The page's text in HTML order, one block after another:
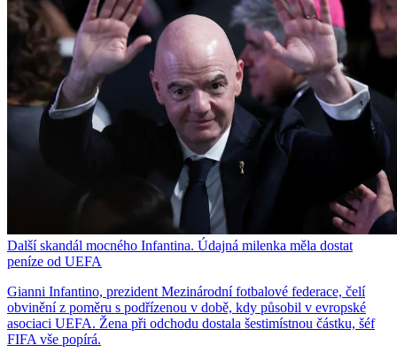
Další skandál mocného Infantina. Údajná milenka měla dostat
peníze od UEFA
Gianni Infantino, prezident Mezinárodní fotbalové federace, čelí
obvinění z poměru s podřízenou v době, kdy působil v evropské
asociaci UEFA. Žena při odchodu dostala šestimístnou částku, šéf
FIFA vše popírá.